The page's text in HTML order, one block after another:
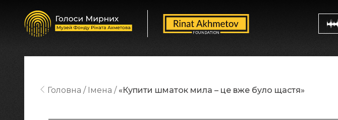
Головна Імена «Купити шматок мила – це вже було щастя»